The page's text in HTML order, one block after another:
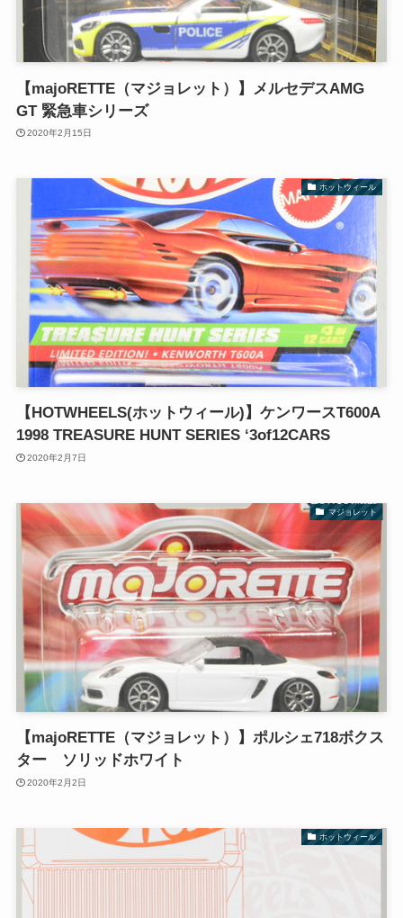
【majoRETTE（マジョレット）】メルセデスAMG
GT 緊急車シリーズ
2020年2月15日
ホットウィール
【HOTWHEELS(ホットウィール)】ケンワースT600A
1998 TREASURE HUNT SERIES ‘3of12CARS
2020年2月7日
マジョレット
【majoRETTE（マジョレット）】ポルシェ718ボクス
ター ソリッドホワイト
2020年2月2日
ホットウィール